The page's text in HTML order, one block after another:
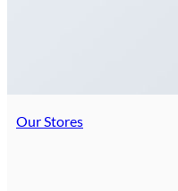
Our Stores